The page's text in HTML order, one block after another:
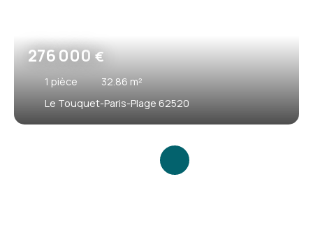
276 000€
1 pièce 32.86 m²
Le Touquet-Paris-Plage 62520